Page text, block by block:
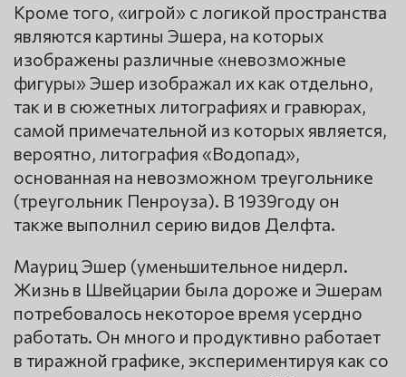
Кроме того, «игрой» с логикой пространства
являются картины Эшера, на которых
изображены различные «невозможные
фигуры» Эшер изображал их как отдельно,
так и в сюжетных литографиях и гравюрах,
самой примечательной из которых является,
вероятно, литография «Водопад»,
основанная на невозможном треугольнике
(треугольник Пенроуза). В 1939году он
также выполнил серию видов Делфта.
Мауриц Эшер (уменьшительное нидерл.
Жизнь в Швейцарии была дороже и Эшерам
потребовалось некоторое время усердно
работать. Он много и продуктивно работает
в тиражной графике, экспериментируя как со